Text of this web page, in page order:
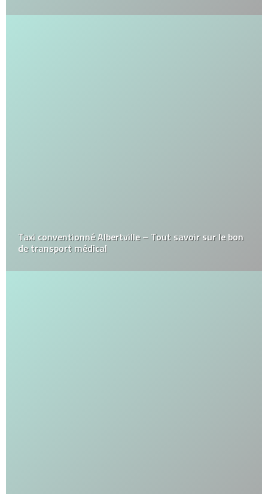
Taxi conventionné Albertville – Tout savoir sur le bon
de transport médical